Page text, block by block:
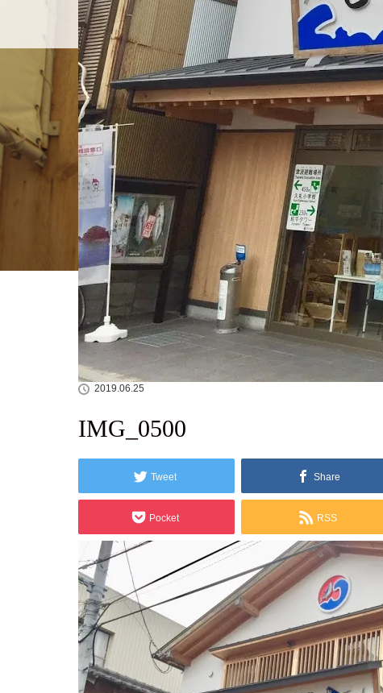
ホーム 店舗紹介
BLOG
ホーム
ブログ一覧
IMG_0500
2019.06.25
IMG_0500
Tweet Share
Pocket RSS